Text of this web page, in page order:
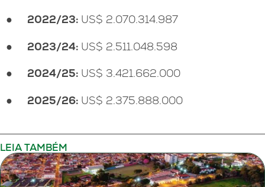
● 2022/23: US$ 2.070.314.987
● 2023/24: US$ 2.511.048.598
● 2024/25: US$ 3.421.662.000
● 2025/26: US$ 2.375.888.000
LEIA TAMBÉM